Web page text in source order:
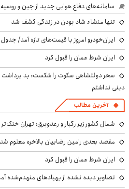
سامانه‌های دفاع هوایی جدید از چین و روسیه
تنها منشاء شاد بودن در زندگی کشف شد
ایران‌خودرو امروز با قیمت‌های تازه آمد/ جدول جمعه ۱۶
ایران شرط عمان را قبول کرد
سحر دولتشاهی سکوت را شکست: بد برداشت
دینی نداشتم
آخرین مطالب
شمال کشور زیر رگبار و رعدوبرق؛ تهران
مقصد بعدی رامین رضاییان بالاخره معلوم شد
ایران شرط عمان را قبول کرد
تصاویر دیده نشده از پهپادهای منهدم‌شده